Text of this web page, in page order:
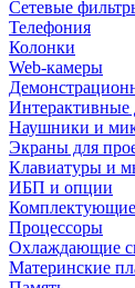
Сетевые
Телефония
Колонки
Web-камеры
Интерактивные
Наушники и
Экраны для
Клавиатуры и
ИБП и опции
Комплектующие
Процессоры
Охлаждающие
Материнские